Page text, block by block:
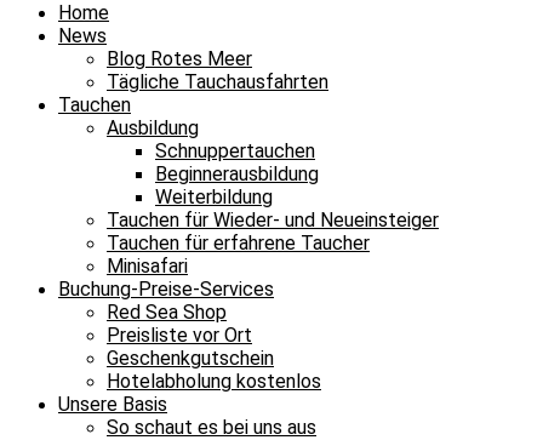
Home
News
Blog Rotes Meer
Tägliche Tauchausfahrten
Tauchen
Ausbildung
Schnuppertauchen
Beginnerausbildung
Weiterbildung
Tauchen für Wieder- und Neueinsteiger
Tauchen für erfahrene Taucher
Minisafari
Buchung-Preise-Services
Red Sea Shop
Preisliste vor Ort
Geschenkgutschein
Hotelabholung kostenlos
Unsere Basis
So schaut es bei uns aus